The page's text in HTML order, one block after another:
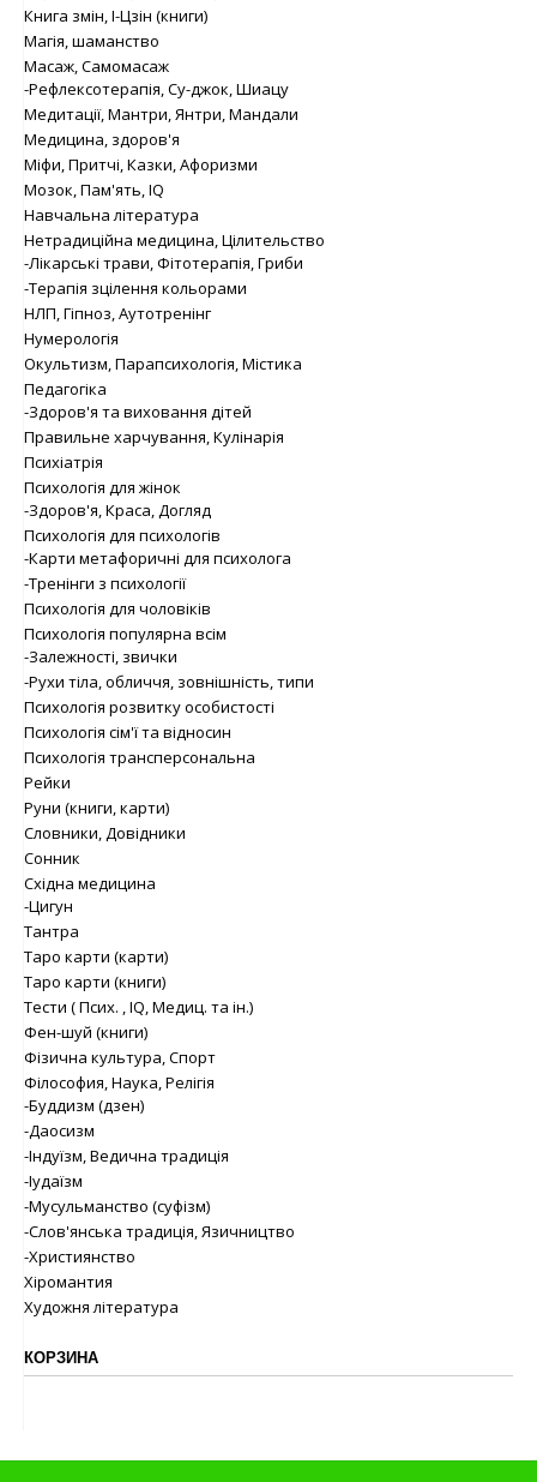
Книга змін, І-Цзін (книги)
Магія, шаманство
Масаж, Самомасаж
-Рефлексотерапія, Су-джок, Шиацу
Медитації, Мантри, Янтри, Мандали
Медицина, здоров'я
Міфи, Притчі, Казки, Афоризми
Мозок, Пам'ять, IQ
Навчальна література
Нетрадиційна медицина, Цілительство
-Лікарські трави, Фітотерапія, Гриби
-Терапія зцілення кольорами
НЛП, Гіпноз, Аутотренінг
Нумерологія
Окультизм, Парапсихологія, Містика
Педагогіка
-Здоров'я та виховання дітей
Правильне харчування, Кулінарія
Психіатрія
Психологія для жінок
-Здоров'я, Краса, Догляд
Психологія для психологів
-Карти метафоричні для психолога
-Тренінги з психології
Психологія для чоловіків
Психологія популярна всім
-Залежності, звички
-Рухи тіла, обличчя, зовнішність, типи
Психологія розвитку особистості
Психологія сім'ї та відносин
Психологія трансперсональна
Рейки
Руни (книги, карти)
Словники, Довідники
Сонник
Східна медицина
-Цигун
Тантра
Таро карти (карти)
Таро карти (книги)
Тести ( Псих. , IQ, Медиц. та ін.)
Фен-шуй (книги)
Фізична культура, Спорт
Філософия, Наука, Релігія
-Буддизм (дзен)
-Даосизм
-Індуїзм, Ведична традиція
-Іудаїзм
-Мусульманство (суфізм)
-Слов'янська традиція, Язичництво
-Християнство
Хіромантия
Художня література
КОРЗИНА